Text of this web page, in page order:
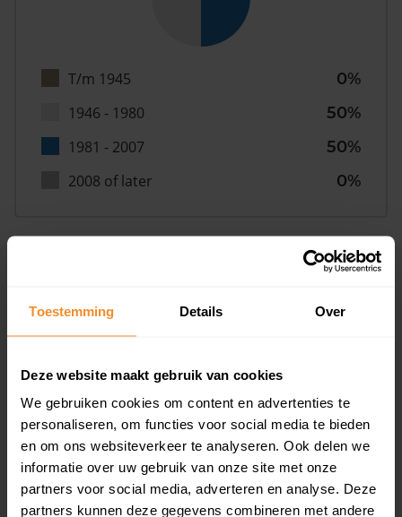
Toestemming Details Over
Deze website maakt gebruik van cookies
We gebruiken cookies om content en advertenties te
personaliseren, om functies voor social media te bieden
en om ons websiteverkeer te analyseren. Ook delen we
informatie over uw gebruik van onze site met onze
partners voor social media, adverteren en analyse. Deze
partners kunnen deze gegevens combineren met andere
T/m 1945
0%
1946 - 1980
50%
1981 - 2007
50%
2008 of later
0%